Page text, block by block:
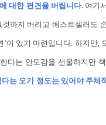
대한 편견을 버립니다. 여기
까지 버리고 베스트셀러도
’이 있기 마련입니다. 하지만
다는 안도감을 선물하지만
는 오기 정도는 있어야 주체